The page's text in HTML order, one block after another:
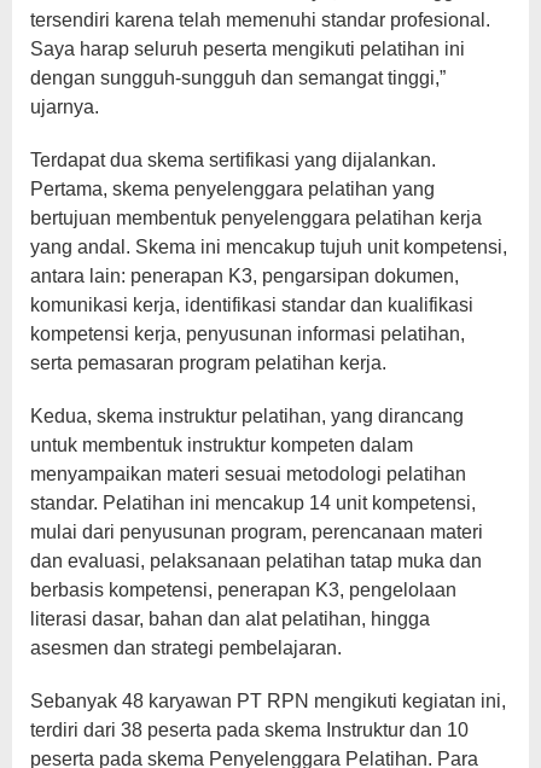
tersendiri karena telah memenuhi standar profesional.
Saya harap seluruh peserta mengikuti pelatihan ini
dengan sungguh-sungguh dan semangat tinggi,”
ujarnya.
Terdapat dua skema sertifikasi yang dijalankan.
Pertama, skema penyelenggara pelatihan yang
bertujuan membentuk penyelenggara pelatihan kerja
yang andal. Skema ini mencakup tujuh unit kompetensi,
antara lain: penerapan K3, pengarsipan dokumen,
komunikasi kerja, identifikasi standar dan kualifikasi
kompetensi kerja, penyusunan informasi pelatihan,
serta pemasaran program pelatihan kerja.
Kedua, skema instruktur pelatihan, yang dirancang
untuk membentuk instruktur kompeten dalam
menyampaikan materi sesuai metodologi pelatihan
standar. Pelatihan ini mencakup 14 unit kompetensi,
mulai dari penyusunan program, perencanaan materi
dan evaluasi, pelaksanaan pelatihan tatap muka dan
berbasis kompetensi, penerapan K3, pengelolaan
literasi dasar, bahan dan alat pelatihan, hingga
asesmen dan strategi pembelajaran.
Sebanyak 48 karyawan PT RPN mengikuti kegiatan ini,
terdiri dari 38 peserta pada skema Instruktur dan 10
peserta pada skema Penyelenggara Pelatihan. Para